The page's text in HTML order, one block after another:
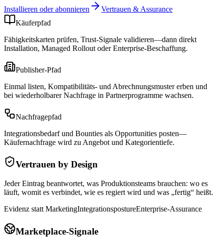
Installieren oder abonnieren
Vertrauen & Assurance
Käuferpfad
Fähigkeitskarten prüfen, Trust-Signale validieren—dann direkt
Installation, Managed Rollout oder Enterprise-Beschaffung.
Publisher-Pfad
Einmal listen, Kompatibilitäts- und Abrechnungsmuster erben und
bei wiederholbarer Nachfrage in Partnerprogramme wachsen.
Nachfragepfad
Integrationsbedarf und Bounties als Opportunities posten—
Käufernachfrage wird zu Angebot und Kategorientiefe.
Vertrauen by Design
Jeder Eintrag beantwortet, was Produktionsteams brauchen: wo es
läuft, womit es verbindet, wie es regiert wird und was „fertig“ heißt.
Evidenz statt MarketingIntegrationspostureEnterprise-Assurance
Marketplace-Signale